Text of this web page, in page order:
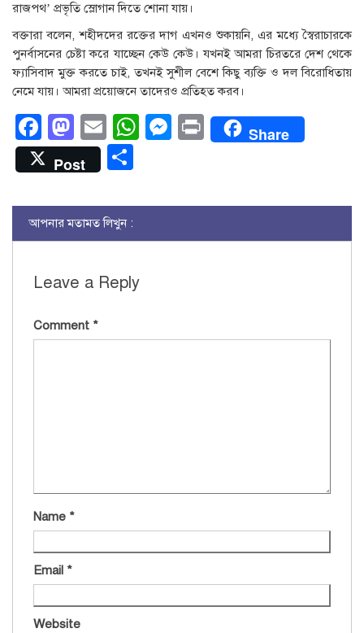
রাজপথ’ প্রভৃতি স্লোগান দিতে শোনা যায়।
বক্তারা বলেন, শহীদদের রক্তের দাগ এখনও শুকায়নি, এর মধ্যে স্বৈরাচারকে
পুনর্বাসনের চেষ্টা করে যাচ্ছেন কেউ কেউ। যখনই আমরা চিরতরে দেশ থেকে
ফ্যাসিবাদ মুক্ত করতে চাই, তখনই সুশীল বেশে কিছু ব্যক্তি ও দল বিরোধিতায়
নেমে যায়। আমরা প্রয়োজনে তাদেরও প্রতিহত করব।
Facebook
Mastodon
EmailWhatsApp
Messenger
PrintShare
Post
আপনার মতামত লিখুন :
Leave a Reply
Comment *
Name *
Email *
Website